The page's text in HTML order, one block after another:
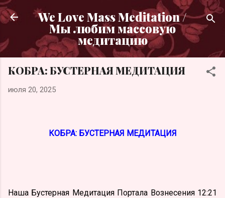
К основному контенту
We Love Mass Meditation /
Мы любим массовую
медитацию
КОБРА: БУСТЕРНАЯ МЕДИТАЦИЯ
июля 20, 2025
КОБРА: БУСТЕРНАЯ МЕДИТАЦИЯ
Наша Бустерная Медитация Портала Вознесения 12:21